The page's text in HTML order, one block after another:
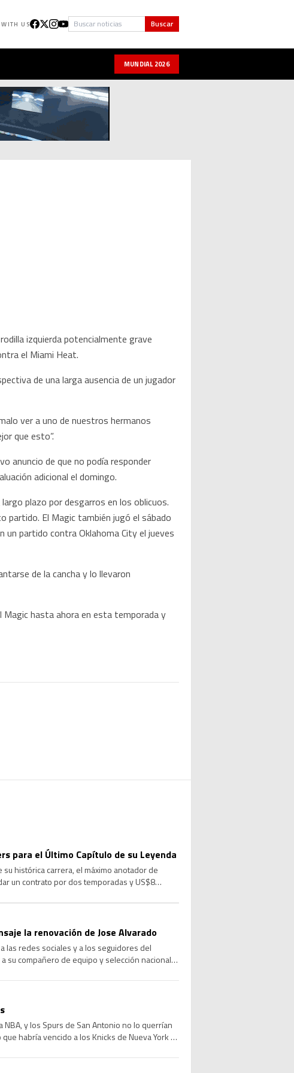
WITH US Buscar Buscar
MUNDIAL 2026
izquierda potencialmente grave
el Miami Heat.
de una larga ausencia de un jugador
ver a uno de nuestros hermanos
que esto”.
anuncio de que no podía responder
adicional el domingo.
plazo por desgarros en los oblicuos.
partido. El Magic también jugó el sábado
partido contra Oklahoma City el jueves
de la cancha y lo llevaron
hasta ahora en esta temporada y
para el Último Capítulo de su Leyenda
su histórica carrera, el máximo anotador de
un contrato por dos temporadas y US$8
la renovación de Jose Alvarado
las redes sociales y a los seguidores del
su compañero de equipo y selección nacional,
y los Spurs de San Antonio no lo querrían
habría vencido a los Knicks de Nueva York e